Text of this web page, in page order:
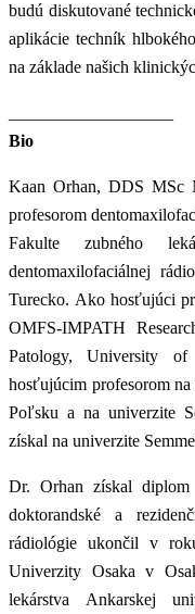
budú diskutované
aplikácie techník
na základe našich
Bio
Kaan Orhan, DDS
profesorom
Fakulte zubného
dentomaxilofaciálnej
Turecko. Ako hosťujúci
OMFS-IMPATH
Patology, University
hosťujúcim profesorom
Poľsku a na univerzite
získal na univerzite
Dr. Orhan získal
doktorandské a
rádiológie ukončil v
Univerzity Osaka v
lekárstva Ankarskej